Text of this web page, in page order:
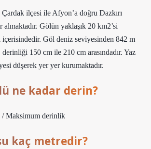
ilçesi ile Afyon’a doğru Dazkırı
almaktadır. Gölün yaklaşık 20 km2’si
içerisindedir. Göl deniz seviyesinden 842 m
150 cm ile 210 cm arasındadır. Yaz
düşerek yer yer kurumaktadır.
ne kadar derin?
Maksimum derinlik
kaç metredir?